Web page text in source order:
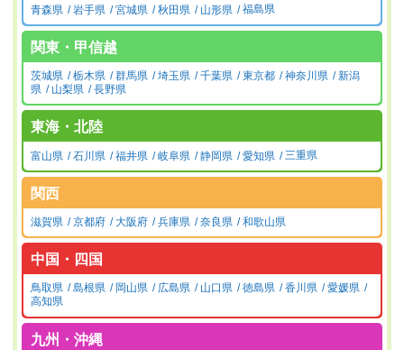
青森県 岩手県 宮城県 秋田県 山形県 福島県
関東・甲信越
茨城県 栃木県 群馬県 埼玉県 千葉県 東京都 神奈川県
新潟
県
山梨県 長野県
東海・北陸
富山県 石川県 福井県 岐阜県 静岡県 愛知県 三重県
関西
滋賀県 京都府 大阪府 兵庫県 奈良県 和歌山県
中国・四国
鳥取県 島根県 岡山県 広島県 山口県 徳島県 香川県
愛媛県
高知県
九州・沖縄